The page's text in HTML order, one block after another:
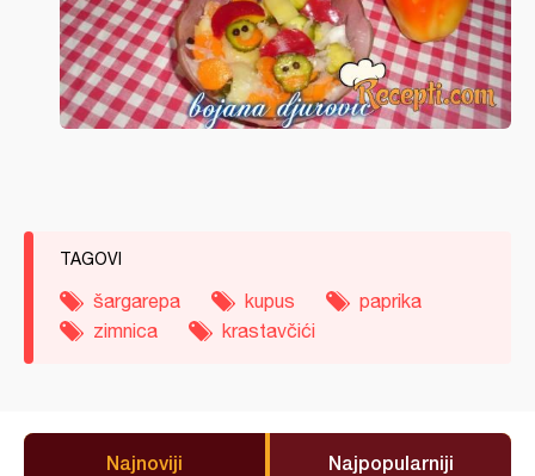
TAGOVI
šargarepa kupus
paprika
zimnica
krastavčići
Najnoviji Najpopularniji